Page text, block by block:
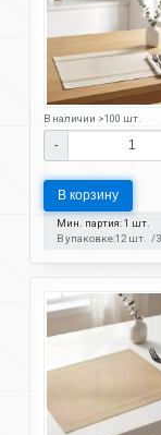
В наличии >100 шт.
-
В корзину
Мин. партия: 1 шт.
В упаковке:12 шт.